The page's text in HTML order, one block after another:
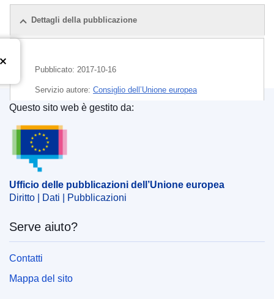
Dettagli della pubblicazione
Pubblicato: 2017-10-16
Servizio autore: Consiglio dell’Unione europea
IMMC : ST 13224 2017 INIT
Ufficio delle pubblicazioni dell’Unione europea
Questo sito web è gestito da:
Ufficio delle pubblicazioni dell’Unione europea
Diritto | Dati | Pubblicazioni
Serve aiuto?
Contatti
Mappa del sito